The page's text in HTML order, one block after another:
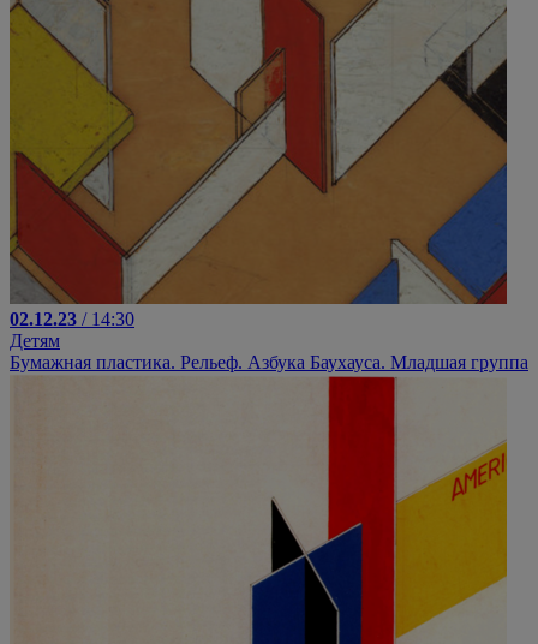
02.12.23 / 14:30
Детям
Бумажная пластика. Рельеф. Азбука Баухауса. Младшая группа